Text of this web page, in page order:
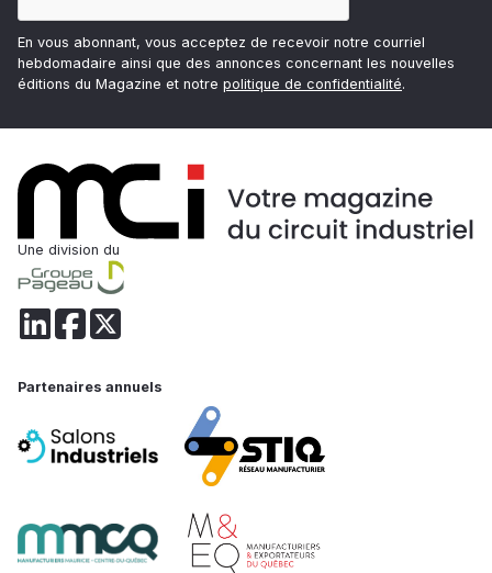
En vous abonnant, vous acceptez de recevoir notre courriel
hebdomadaire ainsi que des annonces concernant les nouvelles
éditions du Magazine et notre politique de confidentialité.
Une division du
Partenaires annuels